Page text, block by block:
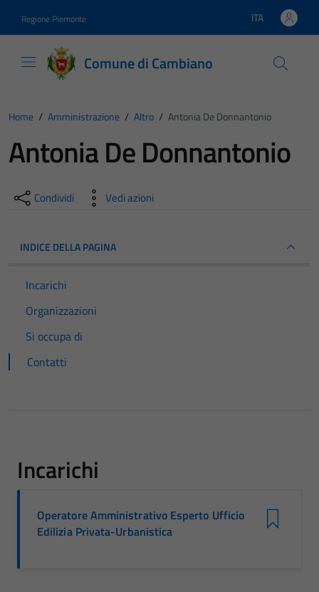
Regione Piemonte Lingua attiva:
ITA
Comune di Cambiano
Home / Amministrazione / Altro / Antonia De Donnantonio
Antonia De Donnantonio
Condividi Vedi azioni
INDICE DELLA PAGINA
Incarichi
Organizzazioni
Si occupa di
Contatti
Incarichi
Operatore Amministrativo Esperto Ufficio
Edilizia Privata-Urbanistica